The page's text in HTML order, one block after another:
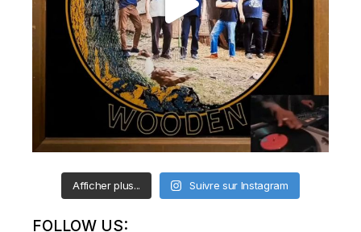
Afficher plus... Suivre sur Instagram
FOLLOW US: